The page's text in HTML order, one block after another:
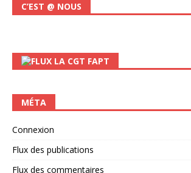
C’EST @ NOUS
LA CGT FAPT
MÉTA
Connexion
Flux des publications
Flux des commentaires